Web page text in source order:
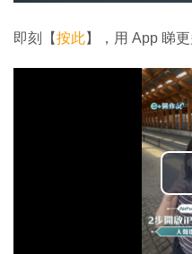
即刻【按此】，用 App 睇